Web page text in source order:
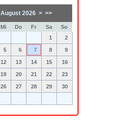
August 2026 > >>
Mi Do Fr Sa
So
1
2
5 6 7 8 9
12 13 14 15 16
19 20 21 22 23
26 27 28 29 30